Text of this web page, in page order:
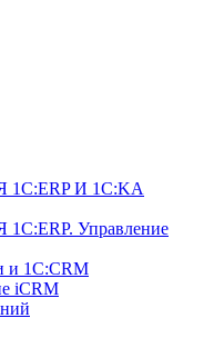
И 1C:KA
Управление
и 1C:CRM
iCRM